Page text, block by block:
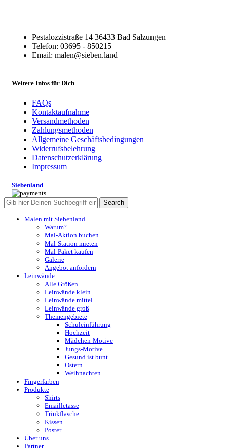
Pestalozzistraße 14 36433 Bad Salzungen
Telefon: 03695 - 850215
Email: malen@sieben.land
Weitere Infos für Dich
FAQs
Kontaktaufnahme
Versandmethoden
Zahlungsmethoden
Allgemeine Geschäftsbedingungen
Widerrufsbelehrung
Datenschutzerklärung
Impressum
Siebenland
Search
Malen mit Siebenland
Warum?
Mal-Aktion buchen
Mal-Station mieten
Mal-Paket kaufen
Galerie
Angebot anfordern
Leinwände
Alle Größen
Leinwände klein
Leinwände mittel
Leinwände groß
Themengebiete
Schuleinführung
Hochzeit
Mädchen-Motive
Jungs-Motive
Gesund ist bunt
Ostern
Weihnachten
Fingerfarben
Produkte
Shirts
Emailletasse
Trinkflasche
Kissen
Poster
Über uns
Partner